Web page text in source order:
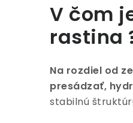
V čom
rastina
Na rozdiel od
presádzať,
stabilnú